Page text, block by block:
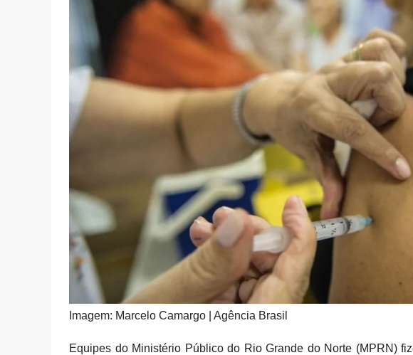
Imagem: Marcelo Camargo | Agência Brasil
Equipes do Ministério Público do Rio Grande do Norte (MPRN)